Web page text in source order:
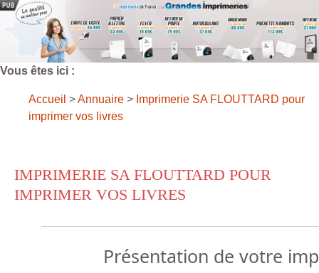
Vous êtes ici :
Accueil >Annuaire > Imprimerie SA FLOUTTARD pour
imprimer vos livres
IMPRIMERIE SA FLOUTTARD POUR
IMPRIMER VOS LIVRES
Présentation de votre